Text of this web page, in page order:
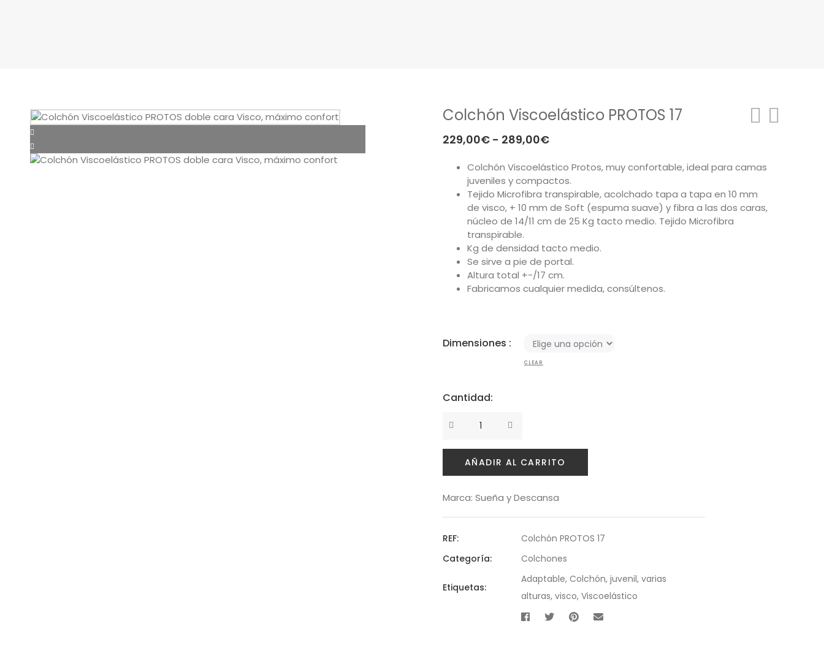
Colchón Viscoelástico PROTOS 17
229,00€ - 289,00€Rango
precios:
desde
229,00€
hasta
289,00€
Colchón Viscoelástico Protos, muy confortable, ideal para camas
juveniles y compactos.
Tejido Microfibra transpirable, acolchado tapa a tapa en 10 mm
de visco, + 10 mm de Soft (espuma suave) y fibra a las dos caras,
núcleo de 14/11 cm de 25 Kg tacto medio. Tejido Microfibra
transpirable.
Kg de densidad tacto medio.
Se sirve a pie de portal.
Altura total +-/17 cm.
Fabricamos cualquier medida, consúltenos.
Dimensiones :
CLEAR
Cantidad:
Cantidad
AÑADIR AL CARRITO
Marca: Sueña y Descansa
REF:
Colchón PROTOS 17
Categoría:
Colchones
Etiquetas:
Adaptable, Colchón, juvenil, varias
alturas, visco, Viscoelástico